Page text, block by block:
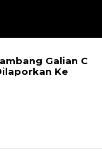
Galian C
Ke